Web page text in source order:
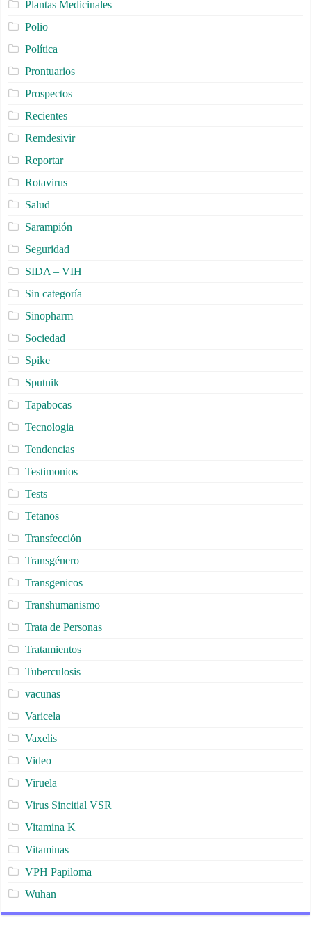
Plantas Medicinales
Polio
Política
Prontuarios
Prospectos
Recientes
Remdesivir
Reportar
Rotavirus
Salud
Sarampión
Seguridad
SIDA – VIH
Sin categoría
Sinopharm
Sociedad
Spike
Sputnik
Tapabocas
Tecnologia
Tendencias
Testimonios
Tests
Tetanos
Transfección
Transgénero
Transgenicos
Transhumanismo
Trata de Personas
Tratamientos
Tuberculosis
vacunas
Varicela
Vaxelis
Video
Viruela
Virus Sincitial VSR
Vitamina K
Vitaminas
VPH Papiloma
Wuhan